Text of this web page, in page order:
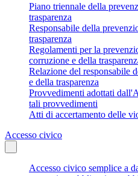
Piano triennale della
trasparenza
Responsabile della
trasparenza
Regolamenti per la
corruzione e della
Relazione del responsabile
e della trasparenza
Provvedimenti adottati
tali provvedimenti
Atti di accertamento delle
Accesso civico
Accesso civico semplice a